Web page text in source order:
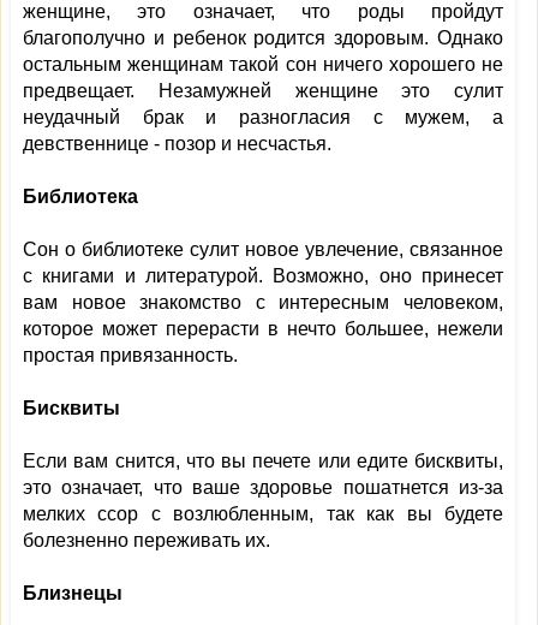
женщине, это означает, что роды пройдут
благополучно и ребенок родится здоровым. Однако
остальным женщинам такой сон ничего хорошего не
предвещает. Незамужней женщине это сулит
неудачный брак и разногласия с мужем, а
девственнице - позор и несчастья.
Библиотека
Сон о библиотеке сулит новое увлечение, связанное
с книгами и литературой. Возможно, оно принесет
вам новое знакомство с интересным человеком,
которое может перерасти в нечто большее, нежели
простая привязанность.
Бисквиты
Если вам снится, что вы печете или едите бисквиты,
это означает, что ваше здоровье пошатнется из-за
мелких ссор с возлюбленным, так как вы будете
болезненно переживать их.
Близнецы